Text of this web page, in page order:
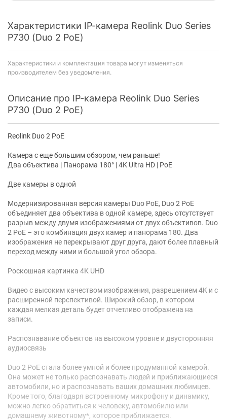
Характеристики IP-камера Reolink Duo Series
P730 (Duo 2 PoE)
Характеристики и комплектация товара могут изменяться
производителем без уведомления.
Описание про IP-камера Reolink Duo Series
P730 (Duo 2 PoE)
Reolink Duo 2 PoE
Камера с еще большим обзором, чем раньше!
Два объектива | Панорама 180° | 4K Ultra HD | PoE
Две камеры в одной
Модернизированная версия камеры Duo PoE, Duo 2 PoE
объединяет два объектива в одной камере, здесь отсутствует
разрыв между двумя изображениями от двух объективов. Duo
2 PoE – это комбинация двух камер и панорама 180. Два
изображения не перекрывают друг друга, дают более плавный
переход между ними и большой угол обзора.
Роскошная картинка 4K UHD
Видео с высоким качеством изображения, разрешением 4K и с
расширенной перспективой. Широкий обзор, в котором
каждая мелкая деталь будет отчетливо отображена на
записи.
Распознавание объектов на высоком уровне и двусторонняя
аудиосвязь
Duo 2 PoE стала более умной и более продуманной камерой.
Она может не только распознавать людей и приближающиеся
автомобили, но и распознавать ваших домашних любимцев.
Кроме того, благодаря встроенному микрофону и динамику,
можно легко обратиться к человеку, автомобилю или
домашнему животному*, которое приближается.